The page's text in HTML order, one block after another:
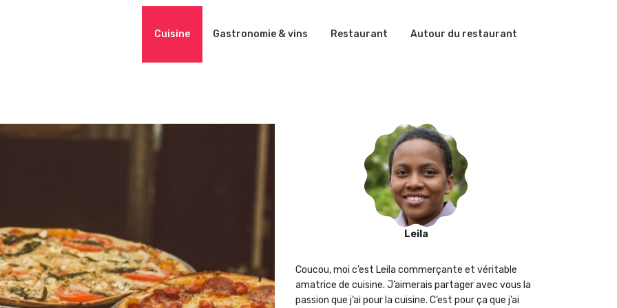
Cuisine Gastronomie & vins Restaurant Autour du restaurant
Leila
Coucou, moi c’est Leila commerçante et véritable
amatrice de cuisine. J’aimerais partager avec vous la
passion que j‘ai pour la cuisine. C’est pour ça que j’ai